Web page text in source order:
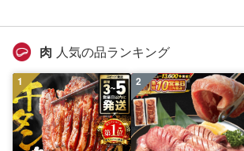
肉 人気の品ランキング
1 2